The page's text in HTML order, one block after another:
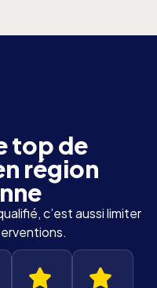
top de
région
c’est aussi limiter